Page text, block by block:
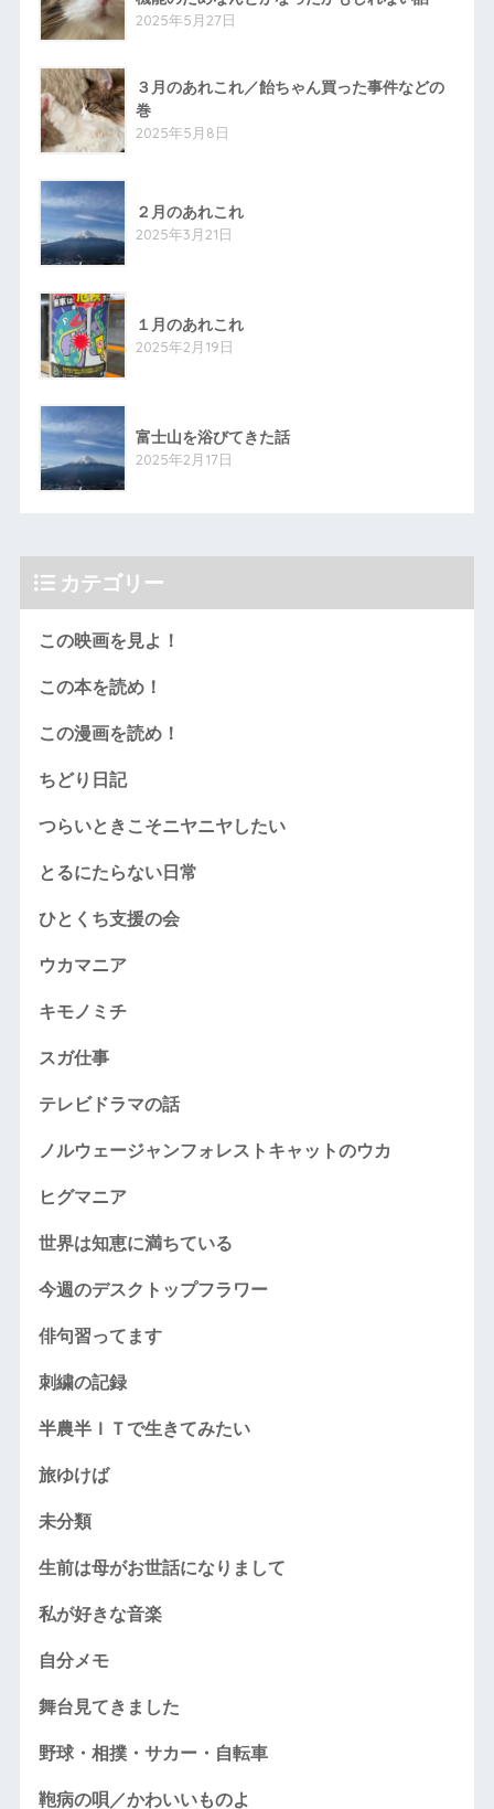
2025年5月27日
３月のあれこれ／飴ちゃん買った事件などの
巻
2025年5月8日
２月のあれこれ
2025年3月21日
１月のあれこれ
2025年2月19日
富士山を浴びてきた話
2025年2月17日
カテゴリー
この映画を見よ！
この本を読め！
この漫画を読め！
ちどり日記
つらいときこそニヤニヤしたい
とるにたらない日常
ひとくち支援の会
ウカマニア
キモノミチ
スガ仕事
テレビドラマの話
ノルウェージャンフォレストキャットのウカ
ヒグマニア
世界は知恵に満ちている
今週のデスクトップフラワー
俳句習ってます
刺繍の記録
半農半ＩＴで生きてみたい
旅ゆけば
未分類
生前は母がお世話になりまして
私が好きな音楽
自分メモ
舞台見てきました
野球・相撲・サカー・自転車
鞄病の唄／かわいいものよ